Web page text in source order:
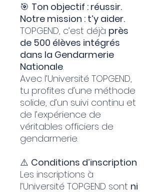
🎯 Ton objectif : réussir.
Notre mission : t’y aider.
TOPGEND, c’est déjà près
de 500 élèves intégrés
dans la Gendarmerie
Nationale.
Avec l’Université TOPGEND,
tu profites d’une méthode
solide, d’un suivi continu et
de l’expérience de
véritables officiers de
gendarmerie.
⚠️ Conditions d’inscription
Les inscriptions à
l’Université TOPGEND sont ni